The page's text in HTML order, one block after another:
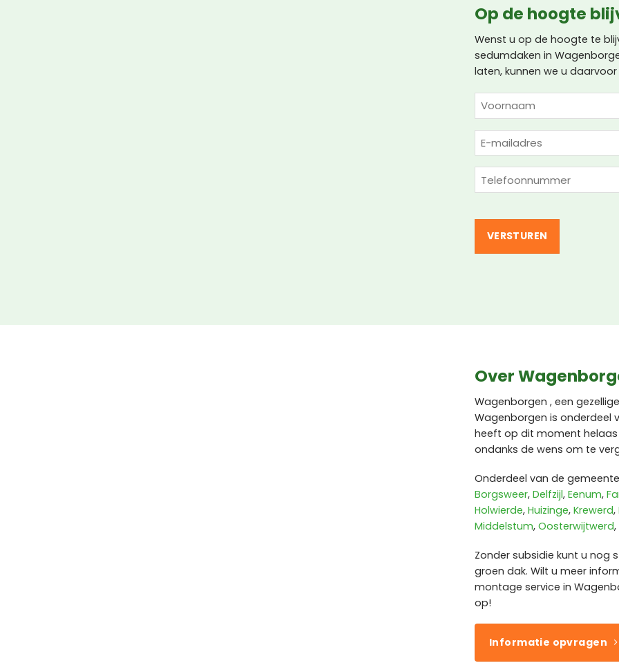
Op de hoogte
Wenst u op de hoogte te
sedumdaken in
laten, kunnen we u daarvoor
NAAM
(VEREIST)
Voornaam
E-
mailadres
Telefoon
(Vereist)
Over
Wagenborgen , een
Wagenborgen is onderdeel
heeft op dit moment
ondanks de wens om te
Onderdeel van de
Borgsweer, Delfzijl, Eenum,
Holwierde, Huizinge, Krewerd,
Middelstum, Oosterwijtwerd,
Zonder subsidie kunt u nog
groen dak. Wilt u meer
montage service in
op!
Informatie opvragen